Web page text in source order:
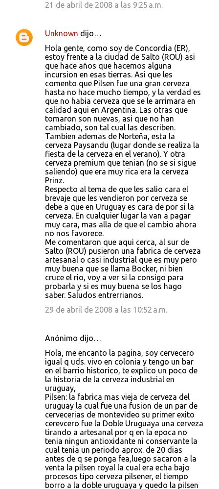
21 de abril de 2008 a las 9:25 a.m.
Unknown dijo…
Hola gente, como soy de Concordia (ER),
estoy frente a la ciudad de Salto (ROU) asi
que hace años que hacemos alguna
incursion en esas tierras. Asi que les
comento que Pilsen fue una gran cerveza
hasta no hace mucho tiempo, y la verdad es
que no habia cerveza que se le arrimara en
calidad aqui en Argentina. Las otras que
tomaron son nuevas, asi que no han
cambiado, son tal cual las describen.
Tambien ademas de Norteña, esta la
cerveza Paysandu (lugar donde se realiza la
fiesta de la cerveza en el verano). Y otra
cerveza premium que tenian (no se si sigue
saliendo) que era muy rica era la cerveza
Prinz.
Respecto al tema de que les salio cara el
brevaje que les vendieron por cerveza se
debe a que en Uruguay es cara de por si la
cerveza. En cualquier lugar la van a pagar
muy cara, mas alla de que el cambio ahora
no nos favorece.
Me comentaron que aqui cerca, al sur de
Salto (ROU) pusieron una fabrica de cerveza
artesanal o casi industrial que es muy pero
muy buena que se llama Bocker, ni bien
cruce el rio, voy a ver si la consigo para
probarla y si es muy buena se los hago
saber. Saludos entrerrianos.
29 de abril de 2008 a las 10:52 a.m.
Anónimo dijo…
Hola, me encanto la pagina, soy cervecero
igual q uds. vivo en colonia y tengo un bar
en el barrio historico, te explico un poco de
la historia de la cerveza industrial en
uruguay,
Pilsen: la fabrica mas vieja de cerveza del
uruguay la cual fue una fusion de un par de
cervecerias de montevideo su primer exito
cerevcero fue la Doble Uruguaya una cerveza
tirando a artesanal por q en la epoca no
tenia ningun antioxidante ni conservante la
cual tenia un periodo aprox. de 20 dias
antes de q se ponga fea,luego sacaron a la
venta la pilsen royal la cual era echa bajo
procesos tipo cerveza pilsener, el tiempo
borro a la doble uruguaya y quedo la pilsen